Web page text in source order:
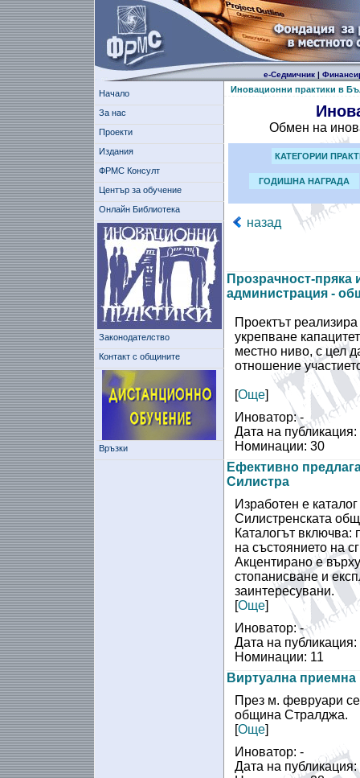
е-Седмичник|
Начало
За нас
Проекти
Издания
ФРМС Консулт
Център за обучение
Онлайн Библиотека
Законодателство
Контакт с общините
Връзки
Иновационни практики в
Обмен на
КАТЕГОРИИ
ГОДИШНА НАГРАДА
назад
Прозрачност-пряка
администрация -
Проектът
укрепване
местно ниво, с цел
отношение
[Още]
Иноватор: -
Дата на
Номинации: 30
Ефективно
Силистра
Изработен е
Силистренската
Каталогът включва:
на състоянието на
Акцентирано е
стопанисване и
заинтересувани.
[Още]
Иноватор: -
Дата на
Номинации: 11
Виртуална
През м. февруари
община Стралджа.
[Още]
Иноватор: -
Дата на